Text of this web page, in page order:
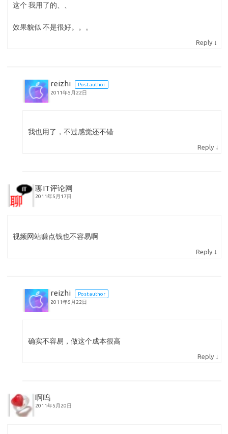
这个 我用了的、、
效果貌似 不是很好。。。
Reply ↓
reizhi
Post author
2011年5月22日
我也用了，不过感觉还不错
Reply ↓
聊IT评论网
2011年5月17日
视频网站赚点钱也不容易啊
Reply ↓
reizhi
Post author
2011年5月22日
确实不容易，做这个成本很高
Reply ↓
啊呜
2011年5月20日